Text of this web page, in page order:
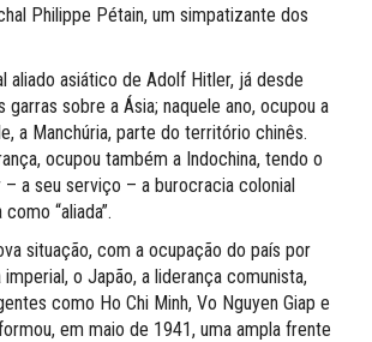
Philippe Pétain, um simpatizante dos
aliado asiático de Adolf Hitler, já desde
garras sobre a Ásia; naquele ano, ocupou a
a Manchúria, parte do território chinês.
ocupou também a Indochina, tendo o
a seu serviço – a burocracia colonial
“aliada”.
situação, com a ocupação do país por
o Japão, a liderança comunista,
como Ho Chi Minh, Vo Nguyen Giap e
em maio de 1941, uma ampla frente